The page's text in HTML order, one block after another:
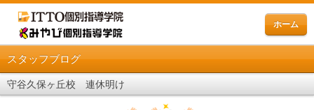
ホーム
スタッフブログ
守谷久保ヶ丘校 連休明け